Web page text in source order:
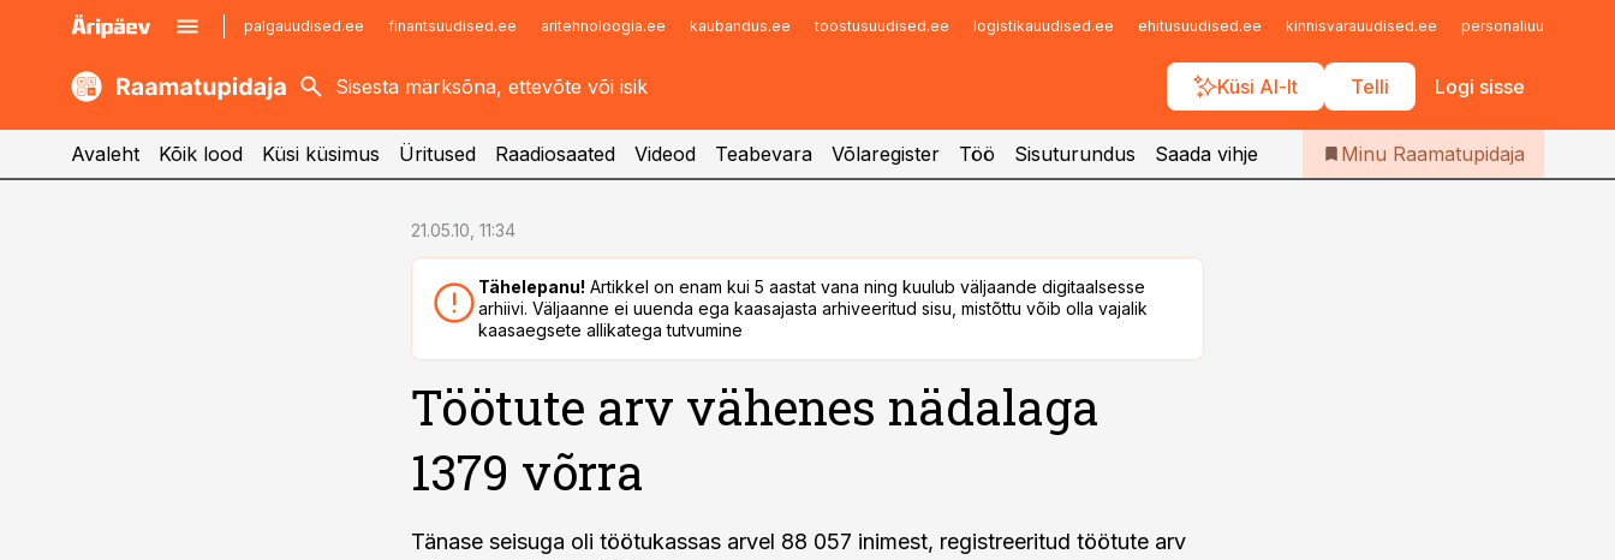
palgauudised.ee finantsuudised.ee aritehnoloogia.ee kaubandus.ee toostusuudised.ee logistikauudised.ee ehitusuudised.ee kinnisvarauudised.ee personaliuudised.ee
Küsi AI-lt Telli Logi sisse
kaubandus.ee
kinnisvarauudised.ee
imelineajalugu.ee
Infopank
Iseteenindus
Telli Raamatupidaja
Avaleht Kõik lood Küsi küsimus Üritused Raadiosaated Videod Teabevara Võlaregister Töö Sisuturundus Saada vihje Minu Raamatupidaja
21.05.10, 11:34
Tähelepanu! Artikkel on enam kui 5 aastat vana ning kuulub väljaande digitaalsesse
arhiivi. Väljaanne ei uuenda ega kaasajasta arhiveeritud sisu, mistõttu võib olla vajalik
kaasaegsete allikatega tutvumine
Töötute arv vähenes nädalaga
1379 võrra
Tänase seisuga oli töötukassas arvel 88 057 inimest, registreeritud töötute arv